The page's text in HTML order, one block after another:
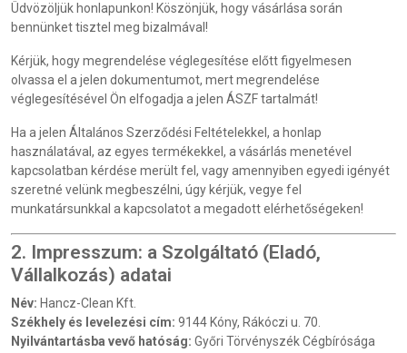
Üdvözöljük honlapunkon! Köszönjük, hogy vásárlása során
bennünket tisztel meg bizalmával!
Kérjük, hogy megrendelése véglegesítése előtt figyelmesen
olvassa el a jelen dokumentumot, mert megrendelése
véglegesítésével Ön elfogadja a jelen ÁSZF tartalmát!
Ha a jelen Általános Szerződési Feltételekkel, a honlap
használatával, az egyes termékekkel, a vásárlás menetével
kapcsolatban kérdése merült fel, vagy amennyiben egyedi igényét
szeretné velünk megbeszélni, úgy kérjük, vegye fel
munkatársunkkal a kapcsolatot a megadott elérhetőségeken!
2. Impresszum: a Szolgáltató (Eladó,
Vállalkozás) adatai
Név: Hancz-Clean Kft.
Székhely és levelezési cím: 9144 Kóny, Rákóczi u. 70.
Nyilvántartásba vevő hatóság: Győri Törvényszék Cégbírósága